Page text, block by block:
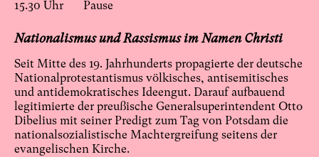
15.30 Uhr Pause
Nationalismus und Rassismus im Namen Christi
Seit Mitte des 19. Jahrhunderts propagierte der deutsche
Nationalprotestantismus völkisches, antisemitisches
und antidemokratisches Ideengut. Darauf aufbauend
legitimierte der preußische Generalsuperintendent Otto
Dibelius mit seiner Predigt zum Tag von Potsdam die
nationalsozialistische Machtergreifung seitens der
evangelischen Kirche.